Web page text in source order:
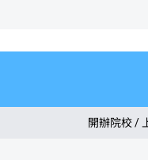
開辦院校 /